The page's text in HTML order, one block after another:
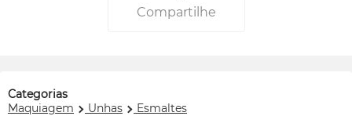
Compartilhe
Categorias
Maquiagem
Unhas
Esmaltes